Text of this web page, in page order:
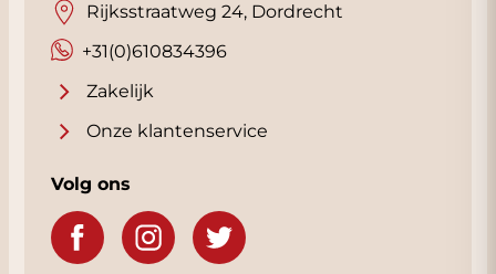
+31(0)610834396
Rijksstraatweg 24, Dordrecht
Zakelijk
Onze klantenservice
Volg ons